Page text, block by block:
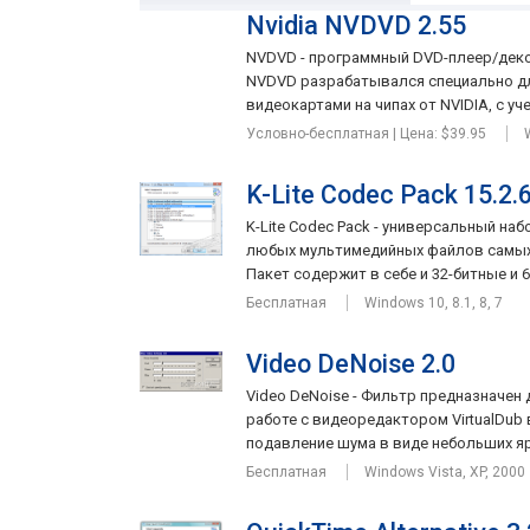
Nvidia NVDVD 2.55
NVDVD - программный DVD-плеер/
NVDVD разрабатывался специально
видеокартами на чипах от NVIDIA, с
Условно-бесплатная | Цена: $39.95
K-Lite Codec Pack 15.2.6
K-Lite Codec Pack - универсальный
любых мультимедийных файлов
Пакет содержит в себе и 32-битные и
Бесплатная Windows 10, 8.1, 8, 7
Video DeNoise 2.0
Video DeNoise - Фильтр
работе с видеоредактором VirtualDub
подавление шума в виде небольших
Бесплатная Windows Vista, XP, 2000